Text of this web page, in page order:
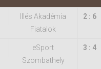
Illés Akadémia
Fiatalok
2 : 6
eSport
Szombathely
3 : 4